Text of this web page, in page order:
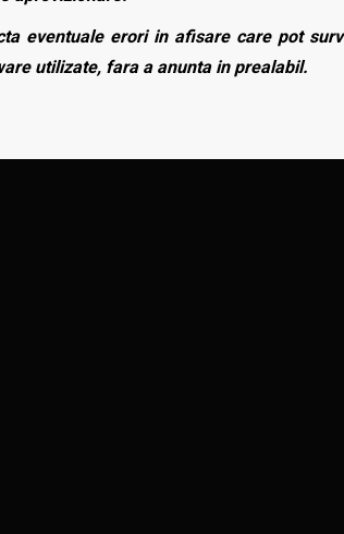
eventuale erori in afisare care pot
utilizate, fara a anunta in prealabil.